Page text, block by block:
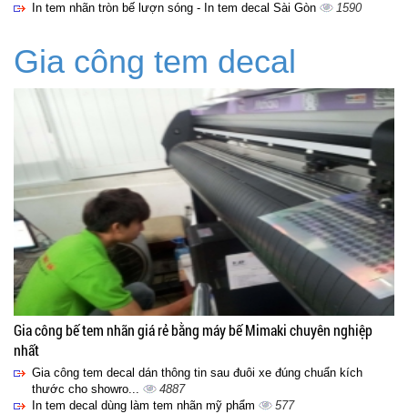
In tem nhãn tròn bế lượn sóng - In tem decal Sài Gòn
1590
Gia công tem decal
Gia công bế tem nhãn giá rẻ bằng máy bế Mimaki chuyên nghiệp
nhất
Gia công tem decal dán thông tin sau đuôi xe đúng chuẩn kích
thước cho showro...
4887
In tem decal dùng làm tem nhãn mỹ phẩm
577